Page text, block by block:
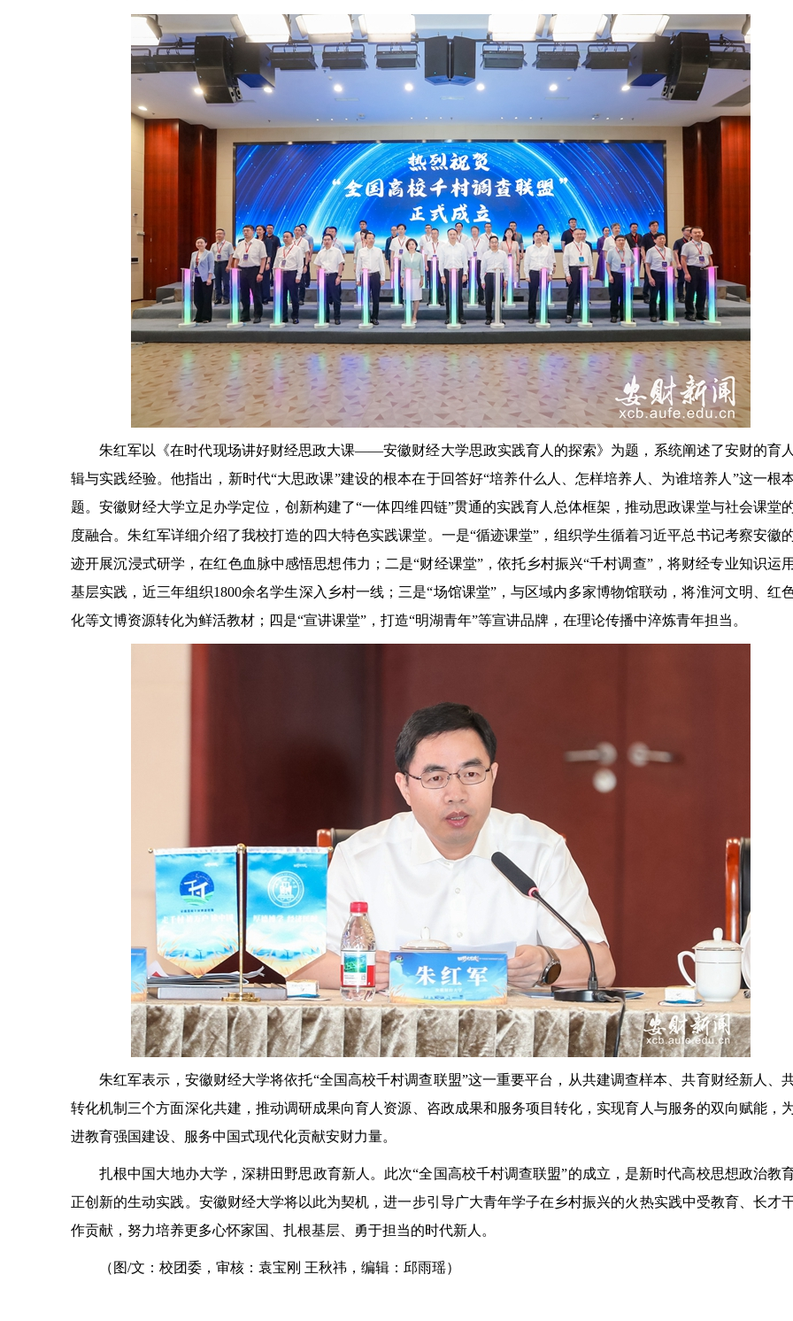
朱红军以《在时代现场讲好财经思政大课——安徽财经大学思政实践育人的探索》为题，系统阐述了安财的育
辑与实践经验。他指出，新时代“大思政课”建设的根本在于回答好“培养什么人、怎样培养人、为谁培养人”这一根
题。安徽财经大学立足办学定位，创新构建了“一体四维四链”贯通的实践育人总体框架，推动思政课堂与社会课堂
度融合。朱红军详细介绍了我校打造的四大特色实践课堂。一是“循迹课堂”，组织学生循着习近平总书记考察安徽
迹开展沉浸式研学，在红色血脉中感悟思想伟力；二是“财经课堂”，依托乡村振兴“千村调查”，将财经专业知识运
基层实践，近三年组织1800余名学生深入乡村一线；三是“场馆课堂”，与区域内多家博物馆联动，将淮河文明、红
化等文博资源转化为鲜活教材；四是“宣讲课堂”，打造“明湖青年”等宣讲品牌，在理论传播中淬炼青年担当。
朱红军表示，安徽财经大学将依托“全国高校千村调查联盟”这一重要平台，从共建调查样本、共育财经新人、
转化机制三个方面深化共建，推动调研成果向育人资源、咨政成果和服务项目转化，实现育人与服务的双向赋能，
进教育强国建设、服务中国式现代化贡献安财力量。
扎根中国大地办大学，深耕田野思政育新人。此次“全国高校千村调查联盟”的成立，是新时代高校思想政治教
正创新的生动实践。安徽财经大学将以此为契机，进一步引导广大青年学子在乡村振兴的火热实践中受教育、长才干
作贡献，努力培养更多心怀家国、扎根基层、勇于担当的时代新人。
（图/文：校团委，审核：袁宝刚 王秋祎，编辑：邱雨瑶）